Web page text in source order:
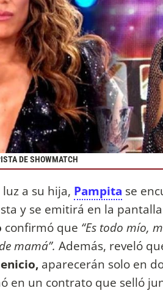
DE SHOWMATCH
a su hija, Pampita se
y se emitirá en la
confirmó que “Es todo mío,
mamá”. Además, reveló
aparecerán solo en
en un contrato que selló